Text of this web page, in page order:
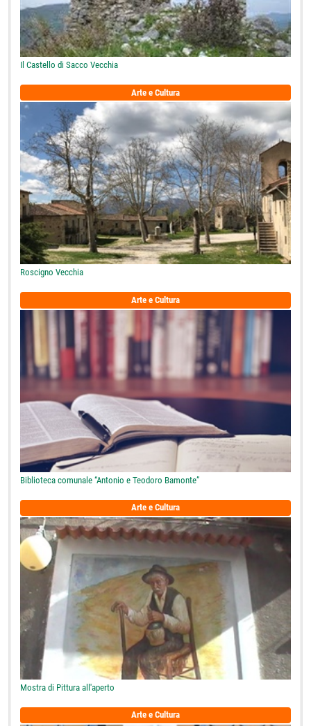
Il Castello di Sacco Vecchia
Arte e Cultura
Roscigno Vecchia
Arte e Cultura
Biblioteca comunale “Antonio e Teodoro Bamonte”
Arte e Cultura
Mostra di Pittura all'aperto
Arte e Cultura